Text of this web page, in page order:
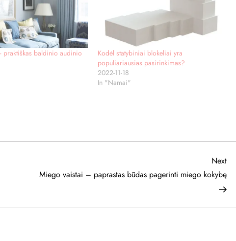
praktiškas baldinio audinio
Kodėl statybiniai blokeliai yra
populiariausias pasirinkimas?
2022-11-18
In "Namai"
Next
Post
Next
Miego vaistai – paprastas būdas pagerinti miego kokybę